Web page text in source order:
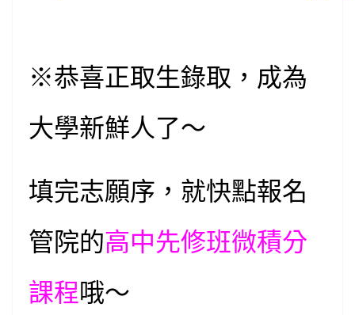
※恭喜正取生錄取，成為
大學新鮮人了～
填完志願序，就快點報名
管院的高中先修班微積分
課程哦～